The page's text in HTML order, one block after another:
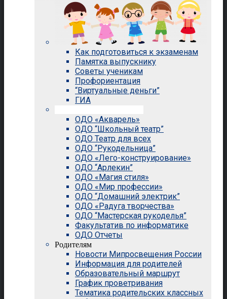
Как подготовиться к экзаменам
Памятка выпускнику
Советы ученикам
Профориентация
“Виртуальные деньги”
ГИА
ОДО «Акварель»
ОДО “Школьный театр”
ОДО Театр для всех
ОДО “Рукодельница”
ОДО «Лего-конструирование»
ОДО “Арлекин”
ОДО «Магия стиля»
ОДО «Мир профессии»
ОДО “Домашний электрик”
ОДО «Радуга творчества»
ОДО “Мастерская рукоделья”
Факультатив по информатике
ОДО Отчеты
Родителям
Новости Мипросвещения России
Информация для родителей
Образовательный маршрут
График проветривания
Тематика родительских классных